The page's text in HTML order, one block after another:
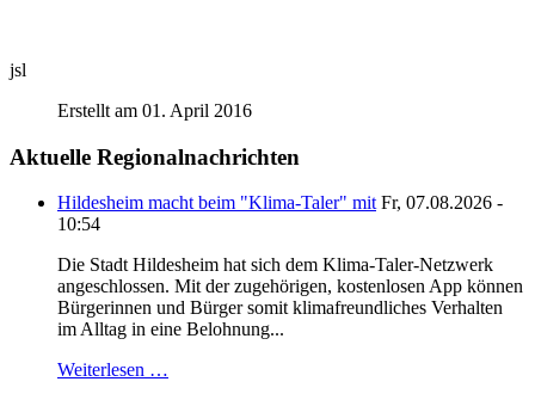
jsl
Erstellt am 01. April 2016
Aktuelle Regionalnachrichten
Hildesheim macht beim "Klima-Taler" mit Fr, 07.08.2026 -
10:54
Die Stadt Hildesheim hat sich dem Klima-Taler-Netzwerk
angeschlossen. Mit der zugehörigen, kostenlosen App können
Bürgerinnen und Bürger somit klimafreundliches Verhalten
im Alltag in eine Belohnung...
Weiterlesen …